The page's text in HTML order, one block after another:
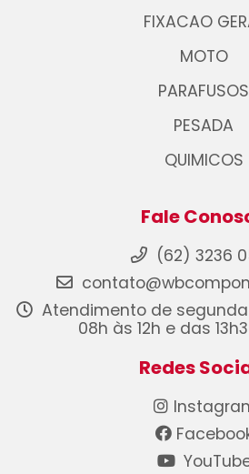
FIXACAO
MOTO
PARAFUSOS
PESADA
QUIMICOS
Fale
(62) 3236
Atendimento de
08h às 12h e das
Redes